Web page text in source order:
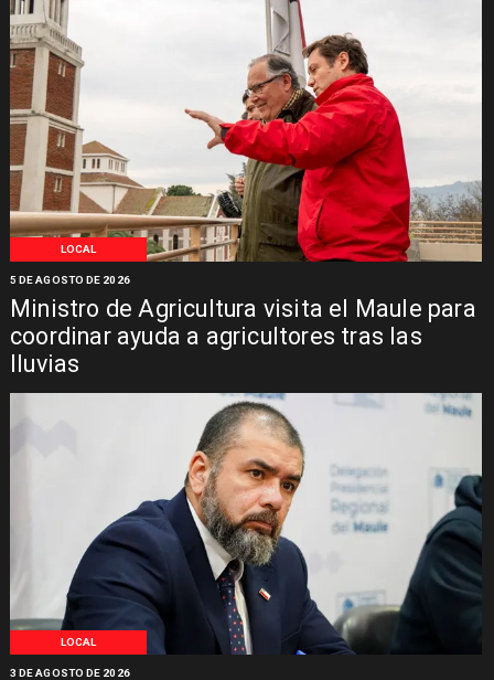
LOCAL
Ministro de Agricultura visita el Maule para
coordinar ayuda a agricultores tras las
lluvias
5 DE AGOSTO DE 2026
LOCAL
3 DE AGOSTO DE 2026